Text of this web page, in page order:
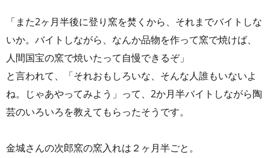
「また2ヶ月半後に登り窯を焚くから、それまでバイトしな
いか。バイトしながら、なんか品物を作って窯で焼けば、
人間国宝の窯で焼いたって自慢できるぞ」
と言われて、「それおもしろいな、そんな人誰もいないよ
ね。じゃあやってみよう」って、2か月半バイトしながら陶
芸のいろいろを教えてもらったそうです。
金城さんの次郎窯の窯入れは２ヶ月半ごと。